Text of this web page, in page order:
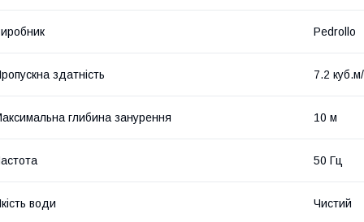
Pedrollo
здатність 7.2
глибина занурення 10 м
50 Гц
води Чистий